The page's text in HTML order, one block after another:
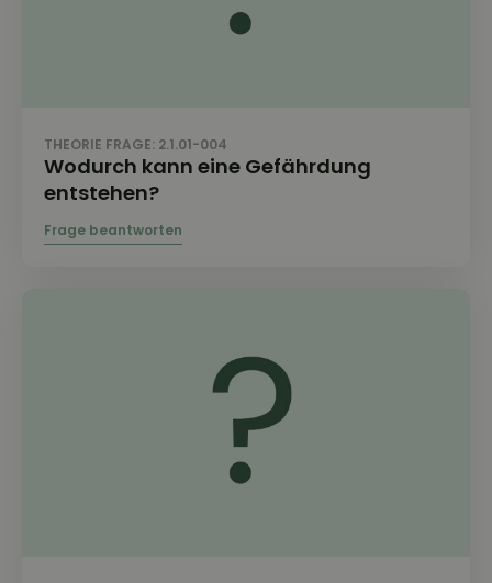
THEORIE FRAGE: 2.1.01-004
Wodurch kann eine Gefährdung
entstehen?